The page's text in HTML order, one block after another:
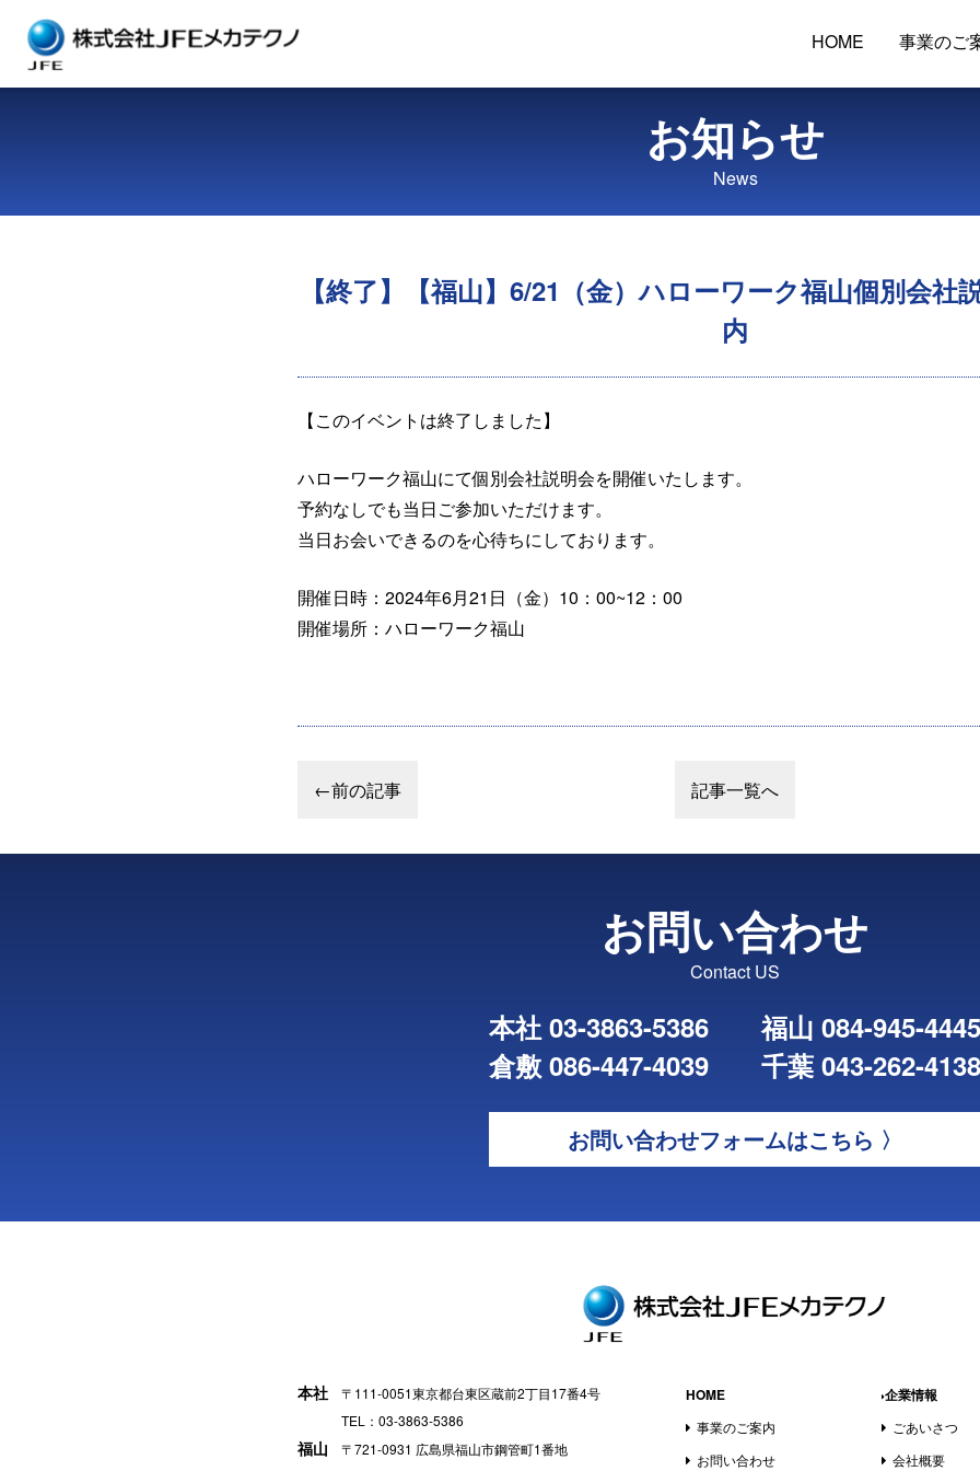
HOME 事業のご
お知らせ
News
【終了】【福山】6/21（金）ハローワーク福山個別会社
内
【このイベントは終了しました】
ハローワーク福山にて個別会社説明会を開催いたします。
予約なしでも当日ご参加いただけます。
当日お会いできるのを心待ちにしております。
開催日時：2024年6月21日（金）10：00~12：00
開催場所：ハローワーク福山
←前の記事 記事一覧へ
お問い合わせ
Contact US
本社 03-3863-5386
福山 084-945-4445
倉敷 086-447-4039
千葉 043-262-4138
お問い合わせフォームはこちら 〉
本社
〒111-0051東京都台東区蔵前2丁目17番4号
TEL：03-3863-5386
福山
〒721-0931 広島県福山市鋼管町1番地
HOME
事業のご案内
お問い合わせ
企業情報
ごあいさつ
会社概要